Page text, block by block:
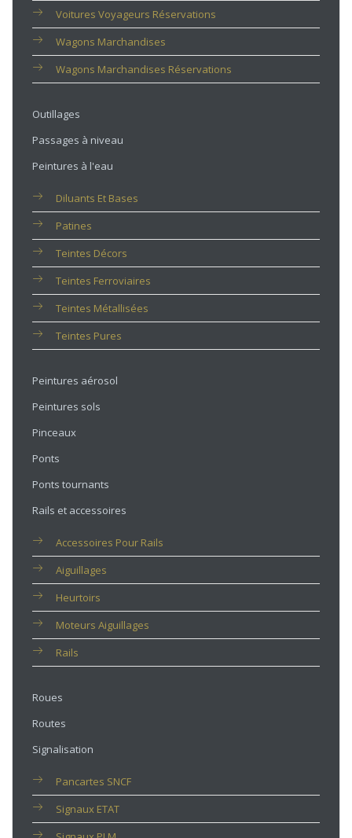
Voitures Voyageurs Réservations
Wagons Marchandises
Wagons Marchandises Réservations
Outillages
Passages à niveau
Peintures à l'eau
Diluants Et Bases
Patines
Teintes Décors
Teintes Ferroviaires
Teintes Métallisées
Teintes Pures
Peintures aérosol
Peintures sols
Pinceaux
Ponts
Ponts tournants
Rails et accessoires
Accessoires Pour Rails
Aiguillages
Heurtoirs
Moteurs Aiguillages
Rails
Roues
Routes
Signalisation
Pancartes SNCF
Signaux ETAT